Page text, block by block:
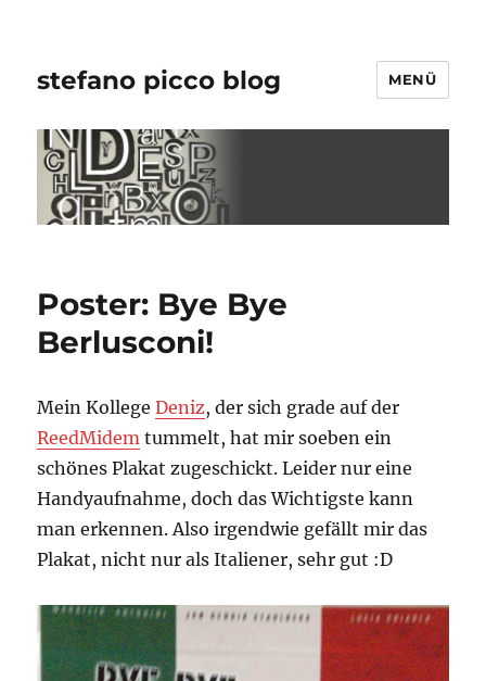
stefano picco blog MENÜ
Poster: Bye Bye
Berlusconi!
Mein KollegeDeniz, der sich grade auf der
ReedMidem tummelt, hat mir soeben ein
schönes Plakat zugeschickt. Leider nur eine
Handyaufnahme, doch das Wichtigste kann
man erkennen. Also irgendwie gefällt mir das
Plakat, nicht nur als Italiener, sehr gut :D